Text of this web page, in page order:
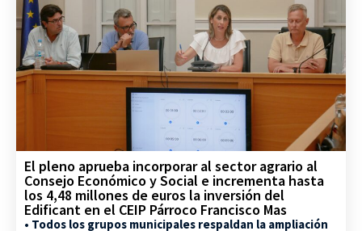
El pleno aprueba incorporar al sector agrario al
Consejo Económico y Social e incrementa hasta
los 4,48 millones de euros la inversión del
Edificant en el CEIP Párroco Francisco Mas
• Todos los grupos municipales respaldan la ampliación